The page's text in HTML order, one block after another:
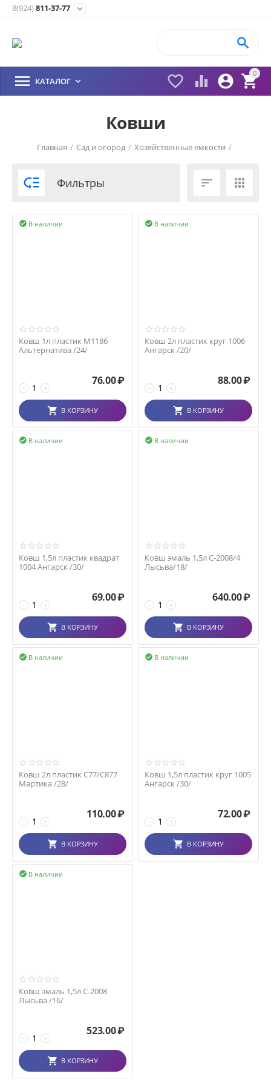
8(924)811-37-77 
0


 

 КАТАЛОГ 
Ковши
Главная / Сад и огород / Хозяйственные емкости /
 Фильтры  
В наличии

Ковш 1л пластик М1186
Альтернатива /24/
+
−
76.00₽
В КОРЗИНУ
В наличии

Ковш 2л пластик круг 1006
Ангарск /20/
+
−
88.00₽
В КОРЗИНУ
В наличии

Ковш 1,5л пластик квадрат
1004 Ангарск /30/
+
−
69.00₽
В КОРЗИНУ
В наличии

Ковш эмаль 1,5л С-2008/4
Лысьва/18/
+
−
640.00₽
В КОРЗИНУ
В наличии

Ковш 2л пластик С77/С877
Мартика /28/
+
−
110.00₽
В КОРЗИНУ
В наличии

Ковш 1,5л пластик круг 1005
Ангарск /30/
+
−
72.00₽
В КОРЗИНУ
В наличии

Ковш эмаль 1,5л С-2008
Лысьва /16/
+
−
523.00₽
В КОРЗИНУ